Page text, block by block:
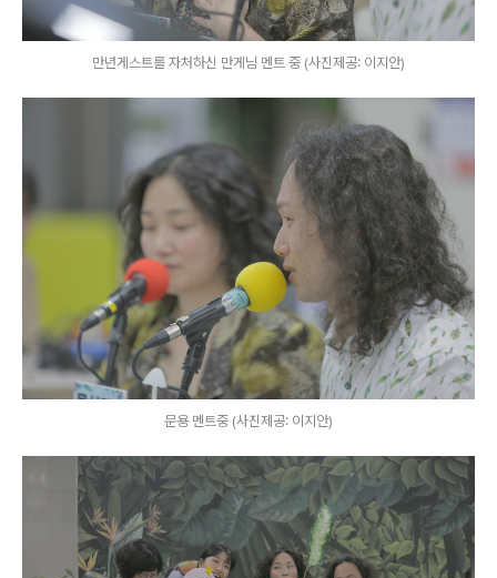
만년게스트를 자처하신 만게님 멘트 중 (사진제공: 이지안)
문용 멘트중 (사진제공: 이지안)